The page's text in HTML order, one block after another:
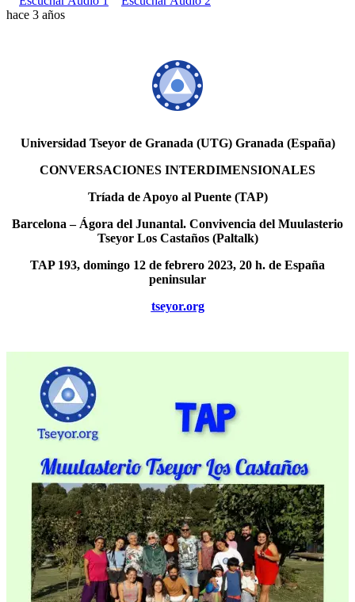
hace 3 años
Universidad Tseyor de Granada (UTG) Granada (España)
CONVERSACIONES INTERDIMENSIONALES
Tríada de Apoyo al Puente (TAP)
Barcelona – Ágora del Junantal. Convivencia del Muulasterio
Tseyor Los Castaños (Paltalk)
TAP 193, domingo 12 de febrero 2023, 20 h. de España
peninsular
tseyor.org